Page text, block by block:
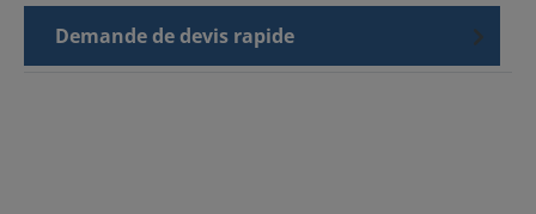
Demande de devis rapide